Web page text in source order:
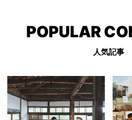
POPULAR
人気記事